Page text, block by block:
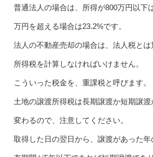
普通法人の場合は、所得が800万円以下
万円を超える場合は23.2%です。
法人の不動産売却の場合は、法人税と
所得税を計算しなければいけません。
こういった税金を、重課税と呼びます。
土地の譲渡所得税は長期譲渡か短期譲
変わるので、注意してください。
取得した日の翌日から、譲渡があった